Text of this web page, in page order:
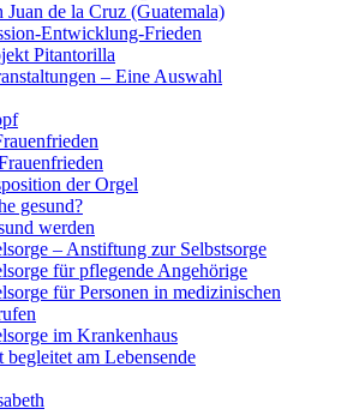
Juan de la Cruz (Guatemala)
Entwicklung-Frieden
Pitantorilla
– Eine Auswahl
der Orgel
gesund?
werden
– Anstiftung zur Selbstsorge
für pflegende Angehörige
für Personen in medizinischen
im Krankenhaus
begleitet am Lebensende